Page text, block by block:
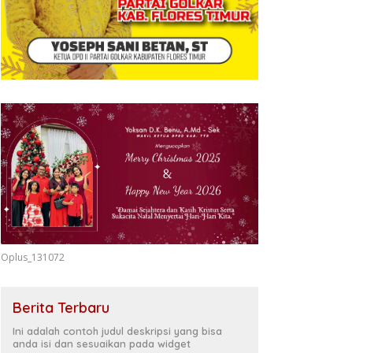
Oplus_131072
Berita Terbaru
Ini adalah contoh judul deskripsi yang bisa
anda isi dan sesuaikan pada widget